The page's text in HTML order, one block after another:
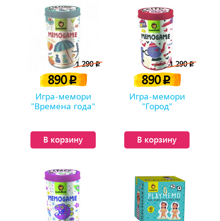
1 290p
890p
Игра-мемори
"Времена года"
В корзину
1 290p
890p
Игра-мемори
"Город"
В корзину